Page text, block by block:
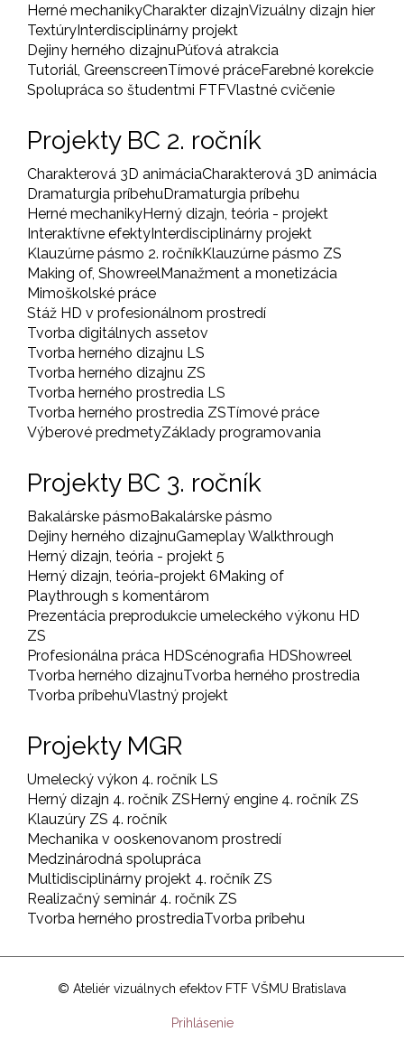
Herné mechanikyCharakter dizajnVizuálny dizajn hier
TextúryInterdisciplinárny projekt
Dejiny herného dizajnuPúťová atrakcia
Tutoriál, GreenscreenTímové práceFarebné korekcie
Spolupráca so študentmi FTFVlastné cvičenie
Projekty BC 2. ročník
Charakterová 3D animáciaCharakterová 3D animácia
Dramaturgia príbehuDramaturgia príbehu
Herné mechanikyHerný dizajn, teória - projekt
Interaktívne efektyInterdisciplinárny projekt
Klauzúrne pásmo 2. ročníkKlauzúrne pásmo ZS
Making of, ShowreelManažment a monetizácia
Mimoškolské práce
Stáž HD v profesionálnom prostredí
Tvorba digitálnych assetov
Tvorba herného dizajnu LS
Tvorba herného dizajnu ZS
Tvorba herného prostredia LS
Tvorba herného prostredia ZSTímové práce
Výberové predmetyZáklady programovania
Projekty BC 3. ročník
Bakalárske pásmoBakalárske pásmo
Dejiny herného dizajnuGameplay Walkthrough
Herný dizajn, teória - projekt 5
Herný dizajn, teória-projekt 6Making of
Playthrough s komentárom
Prezentácia preprodukcie umeleckého výkonu HD
ZS
Profesionálna práca HDScénografia HDShowreel
Tvorba herného dizajnuTvorba herného prostredia
Tvorba príbehuVlastný projekt
Projekty MGR
Umelecký výkon 4. ročník LS
Herný dizajn 4. ročník ZSHerný engine 4. ročník ZS
Klauzúry ZS 4. ročník
Mechanika v ooskenovanom prostredí
Medzinárodná spolupráca
Multidisciplinárny projekt 4. ročník ZS
Realizačný seminár 4. ročník ZS
Tvorba herného prostrediaTvorba príbehu
© Ateliér vizuálnych efektov FTF VŠMU Bratislava
Prihlásenie